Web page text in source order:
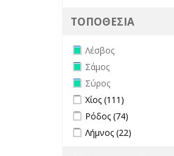
ΤΟΠΟΘΕΣΙΑ
Remove Λέσβος filter
Λέσβος
Remove Σάμος filter
Σάμος
Remove Σύρος filter
Σύρος
Apply Χίος filter
Χίος (111)
Apply Ρόδος filter
Ρόδος (74)
Apply Λήμνος filter
Λήμνος (22)